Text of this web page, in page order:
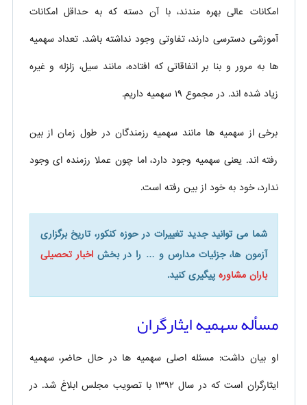
امکانات عالی بهره مندند، با آن دسته که به حداقل امکانات
آموزشی دسترسی دارند، تفاوتی وجود نداشته باشد. تعداد سهمیه
ها به مرور و بنا بر اتفاقاتی که افتاده، مانند سیل، زلزله و غیره
زیاد شده اند. در مجموع ۱۹ سهمیه داریم.
برخی از سهمیه ها مانند سهمیه رزمندگان در طول زمان از بین
رفته اند. یعنی سهمیه وجود دارد، اما چون عملا رزمنده ای وجود
ندارد، خود به خود از بین رفته است.
شما می توانید جدید تغییرات در حوزه کنکور، تاریخ برگزاری
آزمون ها، جزئیات مدارس و … را در بخشاخبار تحصیلی
باران مشاوره پیگیری کنید.
مسأله سهمیه ایثارگران
او بیان داشت: مسئله اصلی سهمیه ها در حال حاضر، سهمیه
ایثارگران است که در سال ۱۳۹۲ با تصویب مجلس ابلاغ شد. در